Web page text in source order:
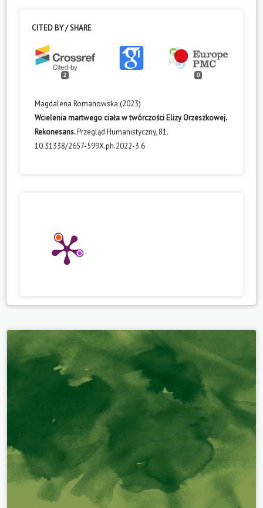
CITED BY / SHARE
2 0
Magdalena Romanowska (2023)
Wcielenia martwego ciała w twórczości Elizy Orzeszkowej.
Rekonesans.Przegląd Humanistyczny, 81.
10.31338/2657-599X.ph.2022-3.6